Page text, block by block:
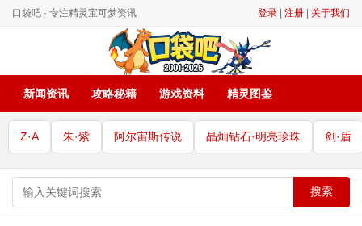
口袋吧 · 专注精灵宝可梦资讯 登录 注册 关于我们
新闻资讯 攻略秘籍 游戏资料 精灵图鉴
Z·A 朱·紫 阿尔宙斯传说 晶灿钻石·明亮珍珠 剑·盾
搜索